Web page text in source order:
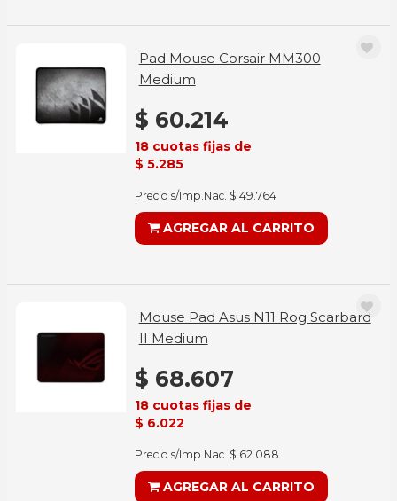
Pad Mouse Corsair MM300
Medium
$ 60.214
18 cuotas fijas de
$ 5.285
Precio s/Imp.Nac. $ 49.764
AGREGAR AL CARRITO
Mouse Pad Asus N11 Rog Scarbard
II Medium
$ 68.607
18 cuotas fijas de
$ 6.022
Precio s/Imp.Nac. $ 62.088
AGREGAR AL CARRITO